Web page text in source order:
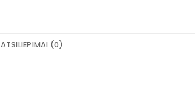
ATSILIEPIMAI (0)